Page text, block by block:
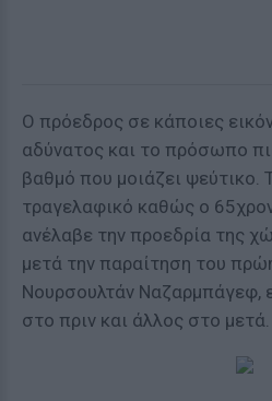
Ο πρόεδρος σε κάποιες
αδύνατος και το πρόσωπο
βαθμό που μοιάζει ψεύτικο.
τραγελαφικό καθώς ο
ανέλαβε την προεδρία της
μετά την παραίτηση του
Νουρσουλτάν Ναζαρμπάγεφ,
στο πριν και άλλος στο μετά.